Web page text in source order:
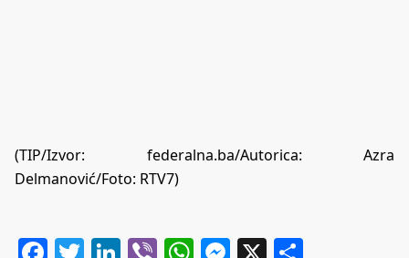
(TIP/Izvor: federalna.ba/Autorica: Azra
Delmanović/Foto: RTV7)